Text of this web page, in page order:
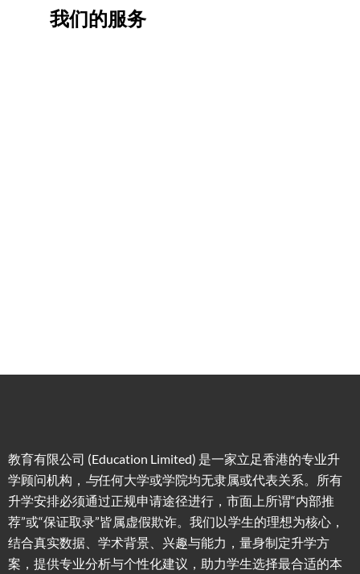
我们的服务
教育有限公司 (Education Limited) 是一家立足香港的专业升
学顾问机构， 与任何大学或学院均无隶属或代表关系。所有
升学安排必须通过正规申请途径进行，市面上所谓“内部推
荐”或“保证取录”皆属虚假欺诈。我们以学生的理想为核心，
结合真实数据、学术背景、兴趣与能力，量身制定升学方
案，提供专业分析与个性化建议，助力学生选择最合适的本